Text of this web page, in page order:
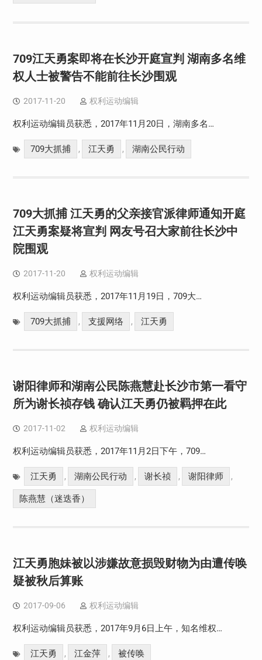
709江天勇案即将在长沙开庭宣判 湖南多名维
权人士被警告不能前往长沙围观
2017-11-20 权利运动编辑
权利运动编辑员获悉，2017年11月20日，湖南多名…
709大抓捕 , 江天勇 , 湖南公民行动
709大抓捕 江天勇的父亲接官派律师通知开庭
江天勇案疑将宣判 网友号召大家前往长沙中
院围观
2017-11-20 权利运动编辑
权利运动编辑员获悉，2017年11月19日，709大…
709大抓捕 , 支援网络 , 江天勇
谢阳律师和湖南公民陈燕慧赴长沙市第一看守
所为谢长祯存钱 确认江天勇仍被羁押在此
2017-11-02 权利运动编辑
权利运动编辑员获悉，2017年11月2日下午，709…
江天勇 , 湖南公民行动 , 谢长祯 , 谢阳律师 ,
陈燕慧（迷迭香）
江天勇胞妹被以涉嫌故意损毁财物为由遭传唤
疑被秋后算账
2017-09-06 权利运动编辑
权利运动编辑员获悉，2017年9月6日上午，知名维权…
江天勇 , 江金萍 , 被传唤